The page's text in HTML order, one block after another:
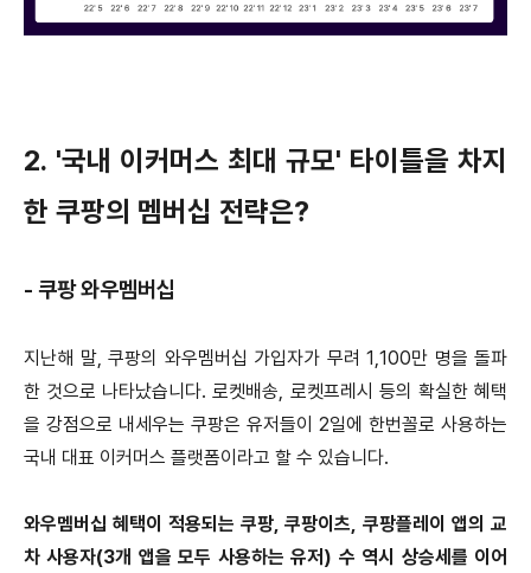
2. '국내 이커머스 최대 규모' 타이틀을 차지
한 쿠팡의 멤버십 전략은?
- 쿠팡 와우멤버십
지난해 말, 쿠팡의 와우멤버십 가입자가 무려 1,100만 명을 돌파
한 것으로 나타났습니다. 로켓배송, 로켓프레시 등의 확실한 혜택
을 강점으로 내세우는 쿠팡은 유저들이 2일에 한번꼴로 사용하는
국내 대표 이커머스 플랫폼이라고 할 수 있습니다.
와우멤버십 혜택이 적용되는 쿠팡, 쿠팡이츠, 쿠팡플레이 앱의 교
차 사용자(3개 앱을 모두 사용하는 유저) 수 역시 상승세를 이어